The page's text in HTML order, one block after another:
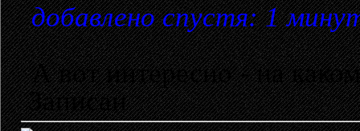
добавлено спустя: 1
А вот интересно - на
Записан